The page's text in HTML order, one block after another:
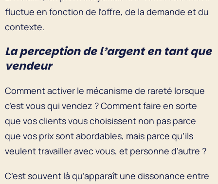
fluctue en fonction de l’offre, de la demande et du
contexte.
La perception de l’argent en tant que
vendeur
Comment activer le mécanisme de rareté lorsque
c’est vous qui vendez ? Comment faire en sorte
que vos clients vous choisissent non pas parce
que vos prix sont abordables, mais parce qu’ils
veulent travailler avec vous, et personne d’autre ?
C’est souvent là qu’apparaît une dissonance entre